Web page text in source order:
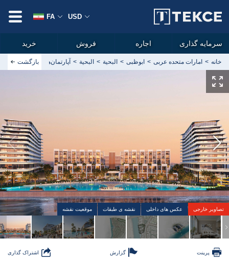
خانه امارات متحده عربی ابوظبی البحیة البحیة آپارتمان‌های ساحلی با دید
بازگشت
تصاویر خارجی عکس های داخلی نقشه ی طبقات موقعیت نقشه
اشتراک گذاری گزارش پرینت
USD
FA
خرید فروش اجاره سرمایه گذاری